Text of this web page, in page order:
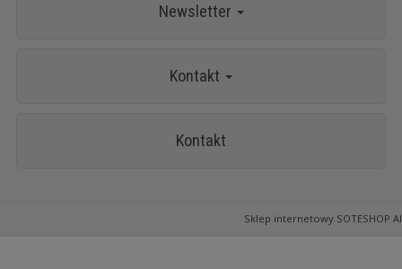
Newsletter
Kontakt
Kontakt
Sklep internetowy SOTESHOP AI